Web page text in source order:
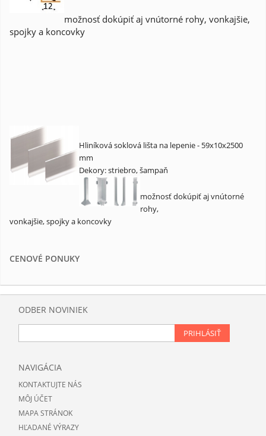
možnosť dokúpiť aj vnútorné rohy, vonkajšie,
spojky a koncovky
Hliníková soklová lišta na lepenie - 59x10x2500
mm
Dekory: striebro, šampaň
možnosť dokúpiť aj vnútorné
rohy,
vonkajšie, spojky a koncovky
CENOVÉ PONUKY
ODBER NOVINIEK
PRIHLÁSIŤ
NAVIGÁCIA
KONTAKTUJTE NÁS
MÔJ ÚČET
MAPA STRÁNOK
HĽADANÉ VÝRAZY